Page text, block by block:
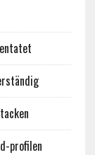
profilen